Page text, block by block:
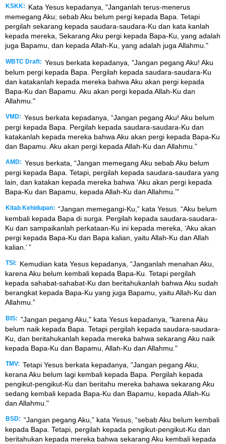
KSKK:
Kata Yesus kepadanya, "Janganlah terus-menerus
memegang Aku; sebab Aku belum pergi kepada Bapa. Tetapi
pergilah sekarang kepada saudara-saudara-Ku dan kata kanlah
kepada mereka, Sekarang Aku pergi kepada Bapa-Ku, yang adalah
juga Bapamu, dan kepada Allah-Ku, yang adalah juga Allahmu."
WBTC Draft: Yesus berkata kepadanya, "Jangan pegang Aku! Aku
belum pergi kepada Bapa. Pergilah kepada saudara-saudara-Ku
dan katakanlah kepada mereka bahwa Aku akan pergi kepada
Bapa-Ku dan Bapamu. Aku akan pergi kepada Allah-Ku dan
Allahmu."
VMD: Yesus berkata kepadanya, “Jangan pegang Aku! Aku belum
pergi kepada Bapa. Pergilah kepada saudara-saudara-Ku dan
katakanlah kepada mereka bahwa Aku akan pergi kepada Bapa-Ku
dan Bapamu. Aku akan pergi kepada Allah-Ku dan Allahmu.”
AMD: Yesus berkata, “Jangan memegang Aku sebab Aku belum
pergi kepada Bapa. Tetapi, pergilah kepada saudara-saudara yang
lain, dan katakan kepada mereka bahwa ‘Aku akan pergi kepada
Bapa-Ku dan Bapamu, kepada Allah-Ku dan Allahmu.’”
Kitab Kehidupan: “Jangan memegangi-Ku,” kata Yesus. “Aku belum
kembali kepada Bapa di surga. Pergilah kepada saudara-saudara-
Ku dan sampaikanlah perkataan-Ku ini kepada mereka, ‘Aku akan
pergi kepada Bapa-Ku dan Bapa kalian, yaitu Allah-Ku dan Allah
kalian.’ ”
TSI:
Kemudian kata Yesus kepadanya, “Janganlah menahan Aku,
karena Aku belum kembali kepada Bapa-Ku. Tetapi pergilah
kepada sahabat-sahabat-Ku dan beritahukanlah bahwa Aku sudah
berangkat kepada Bapa-Ku yang juga Bapamu, yaitu Allah-Ku dan
Allahmu.”
BIS: "Jangan pegang Aku," kata Yesus kepadanya, "karena Aku
belum naik kepada Bapa. Tetapi pergilah kepada saudara-saudara-
Ku, dan beritahukanlah kepada mereka bahwa sekarang Aku naik
kepada Bapa-Ku dan Bapamu, Allah-Ku dan Allahmu."
TMV: Tetapi Yesus berkata kepadanya, "Jangan pegang Aku,
kerana Aku belum lagi kembali kepada Bapa. Pergilah kepada
pengikut-pengikut-Ku dan beritahu mereka bahawa sekarang Aku
sedang kembali kepada Bapa-Ku dan Bapamu, kepada Allah-Ku
dan Allahmu."
BSD: “Jangan pegang Aku,” kata Yesus, “sebab Aku belum kembali
kepada Bapa. Tetapi, pergilah kepada pengikut-pengikut-Ku dan
beritahukan kepada mereka bahwa sekarang Aku kembali kepada